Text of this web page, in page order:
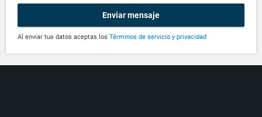
Enviar mensaje
Al enviar tus datos aceptas los Términos de servicio y privacidad